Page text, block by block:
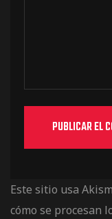
Este sitio usa
cómo se procesan